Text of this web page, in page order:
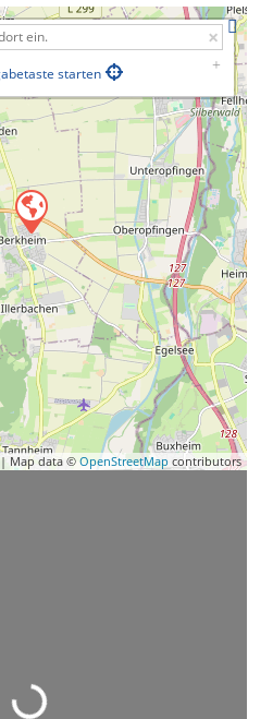
starten
| Map data © OpenStreetMap contributors
Wird geladen …